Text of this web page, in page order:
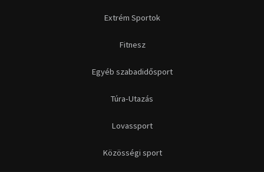
Extrém Sportok
Fitnesz
Egyéb szabadidősport
Túra-Utazás
Lovassport
Közösségi sport